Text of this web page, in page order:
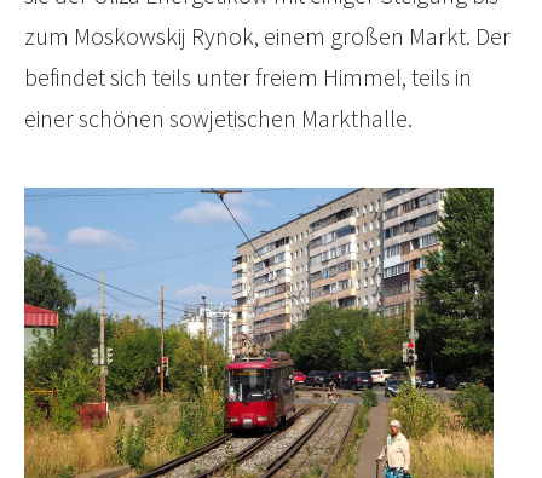
zum Moskowskij Rynok, einem großen Markt. Der
befindet sich teils unter freiem Himmel, teils in
einer schönen sowjetischen Markthalle.